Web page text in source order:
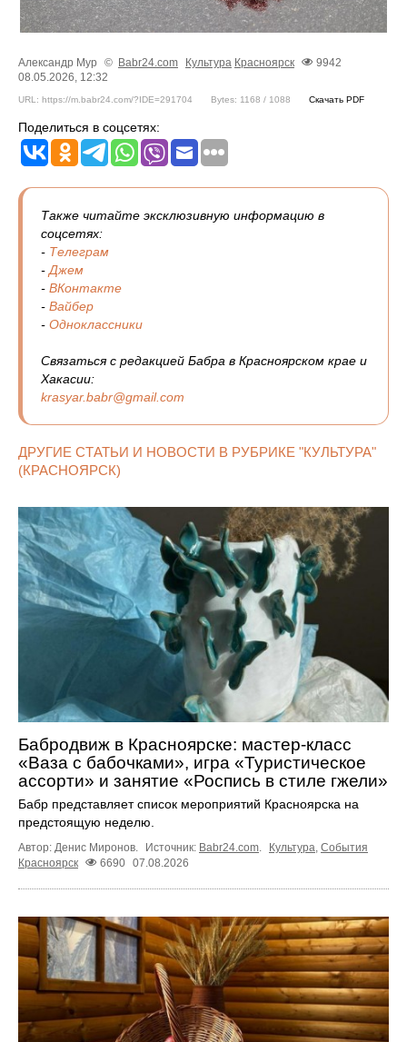
Александр Мур © Babr24.com Культура Красноярск
9942
08.05.2026, 12:32
URL: https://m.babr24.com/?IDE=291704 Bytes: 1168 / 1088 Скачать PDF
Поделиться в соцсетях:
Также читайте эксклюзивную информацию в
соцсетях:
- Телеграм
-Джем
- ВКонтакте
- Вайбер
- Одноклассники
Связаться с редакцией Бабра в Красноярском крае и
Хакасии:
krasyar.babr@gmail.com
ДРУГИЕ СТАТЬИ И НОВОСТИ В РУБРИКЕ "КУЛЬТУРА"
(КРАСНОЯРСК)
Бабродвиж в Красноярске: мастер-класс
«Ваза с бабочками», игра «Туристическое
ассорти» и занятие «Роспись в стиле гжели»
Бабр представляет список мероприятий Красноярска на
предстоящую неделю.
Автор: Денис Миронов. Источник: Babr24.com. Культура, События
Красноярск
6690 07.08.2026